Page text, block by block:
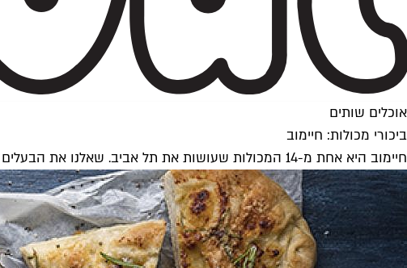
אוכלים שותים
ביכורי מכולות: חיימוב
חיימוב היא אחת מ-14 המכולות שעושות את תל אביב. שאלנו את הבעלים דניאל חיימוב מה גורם לו לקום כל יום לעבודה וביקשנו ממנו מתכון שכדאי שנאמץ לשבועות